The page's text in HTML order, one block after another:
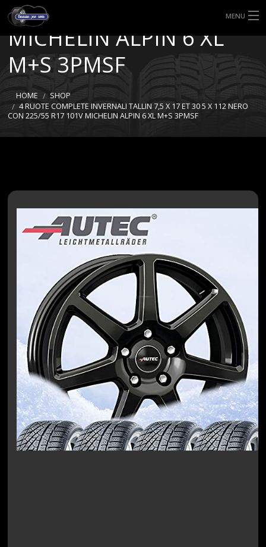
MENU
HOME
TIPI DI GOMME
MISURE GOMME
CON 225/55 R17 101V
MICHELIN ALPIN 6 XL
M+S 3PMSF
HOME
SHOP
4 RUOTE COMPLETE INVERNALI TALLIN 7,5 X 17 ET 30 5 X 112 NERO
CON 225/55 R17 101V MICHELIN ALPIN 6 XL M+S 3PMSF